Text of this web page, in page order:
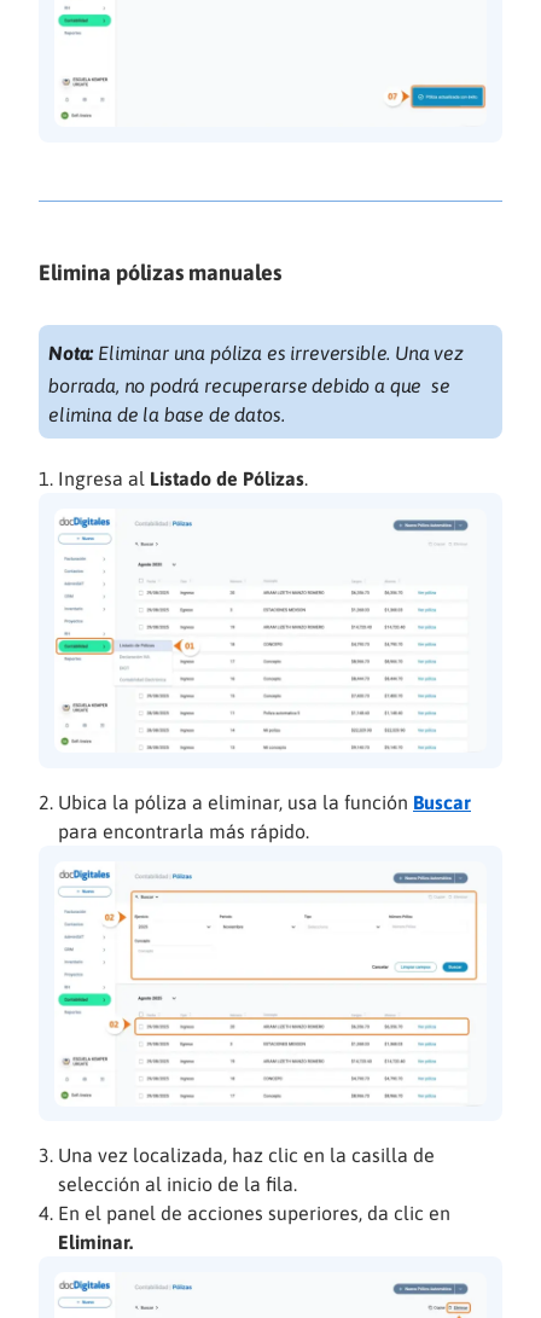
Elimina pólizas manuales
Nota: Eliminar una póliza es irreversible. Una vez
borrada, no podrá recuperarse debido a que se
elimina de la base de datos.
Ingresa al Listado de Pólizas.
Ubica la póliza a eliminar, usa la función Buscar
para encontrarla más rápido.
Una vez localizada, haz clic en la casilla de
selección al inicio de la fila.
En el panel de acciones superiores, da clic en
Eliminar.